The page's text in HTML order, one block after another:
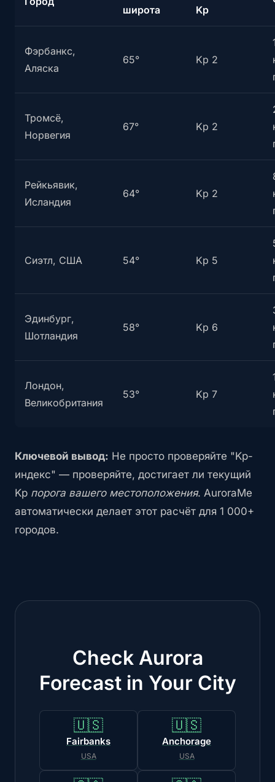
широта Kp
Фэрбанкс,
Аляска
65° Kp 2
Тромсё,
Норвегия
67° Kp 2
Рейкьявик,
Исландия
64° Kp 2
Сиэтл, США 54° Kp 5
Эдинбург,
Шотландия
58° Kp 6
Лондон,
Великобритания
53° Kp 7
Ключевой вывод: Не просто проверяйте "Kp-
индекс" — проверяйте, достигает ли текущий
Kp порога вашего местоположения. AuroraMe
автоматически делает этот расчёт для 1 000+
городов.
Check Aurora
Forecast in Your City
🇺🇸
Fairbanks
USA
🇺🇸
Anchorage
USA